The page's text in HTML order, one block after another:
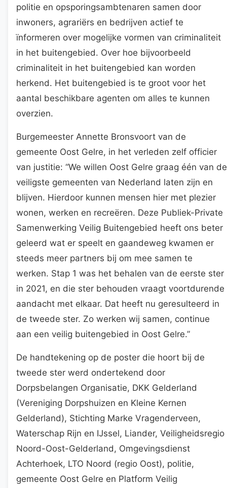
politie en opsporingsambtenaren samen door
inwoners, agrariërs en bedrijven actief te
ïnformeren over mogelijke vormen van criminaliteit
in het buitengebied. Over hoe bijvoorbeeld
criminaliteit in het buitengebied kan worden
herkend. Het buitengebied is te groot voor het
aantal beschikbare agenten om alles te kunnen
overzien.
Burgemeester Annette Bronsvoort van de
gemeente Oost Gelre, in het verleden zelf officier
van justitie: “We willen Oost Gelre graag één van de
veiligste gemeenten van Nederland laten zijn en
blijven. Hierdoor kunnen mensen hier met plezier
wonen, werken en recreëren. Deze Publiek-Private
Samenwerking Veilig Buitengebied heeft ons beter
geleerd wat er speelt en gaandeweg kwamen er
steeds meer partners bij om mee samen te
werken. Stap 1 was het behalen van de eerste ster
in 2021, en die ster behouden vraagt voortdurende
aandacht met elkaar. Dat heeft nu geresulteerd in
de tweede ster. Zo werken wij samen, continue
aan een veilig buitengebied in Oost Gelre.”
De handtekening op de poster die hoort bij de
tweede ster werd ondertekend door
Dorpsbelangen Organisatie, DKK Gelderland
(Vereniging Dorpshuizen en Kleine Kernen
Gelderland), Stichting Marke Vragenderveen,
Waterschap Rijn en IJssel, Liander, Veiligheidsregio
Noord-Oost-Gelderland, Omgevingsdienst
Achterhoek, LTO Noord (regio Oost), politie,
gemeente Oost Gelre en Platform Veilig